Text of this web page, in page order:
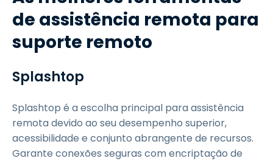
de assistência remota para
suporte remoto
Splashtop
Splashtop é a escolha principal para assistência
remota devido ao seu desempenho superior,
acessibilidade e conjunto abrangente de recursos.
Garante conexões seguras com encriptação de